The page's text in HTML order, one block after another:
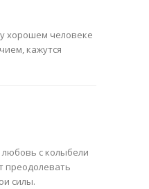
хорошем человеке
кажутся
любовь с колыбели
преодолевать
силы.